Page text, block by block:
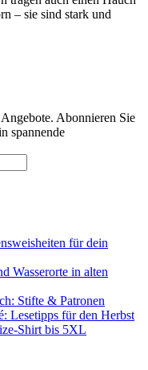
– sie sind stark und
Abonnieren Sie
spannende
für dein
Wasserorte in alten
Stifte & Patronen
Lesetipps für den Herbst
Shirt bis 5XL